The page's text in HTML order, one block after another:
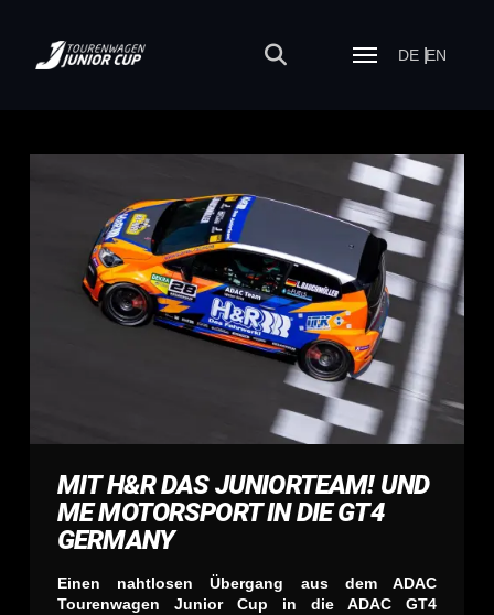
DE EN
MIT H&R DAS JUNIORTEAM! UND
ME MOTORSPORT IN DIE GT4
GERMANY
Einen nahtlosen Übergang aus dem ADAC
Tourenwagen Junior Cup in die ADAC GT4